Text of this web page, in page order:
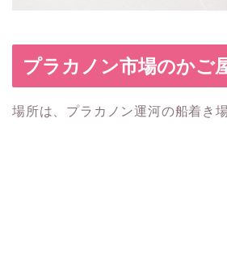
プラカノン市場のかご
場所は、プラカノン運河の船着き場